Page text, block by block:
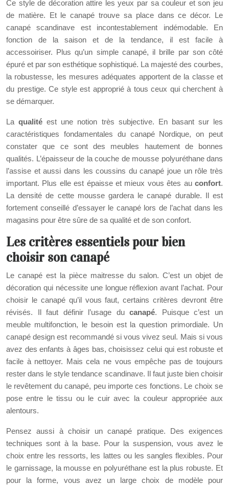
Ce style de décoration attire les yeux par sa couleur et son jeu
de matière. Et le canapé trouve sa place dans ce décor. Le
canapé scandinave est incontestablement indémodable. En
fonction de la saison et de la tendance, il est facile à
accessoiriser. Plus qu’un simple canapé, il brille par son côté
épuré et par son esthétique sophistiqué. La majesté des courbes,
la robustesse, les mesures adéquates apportent de la classe et
du prestige. Ce style est approprié à tous ceux qui cherchent à
se démarquer.
Laqualité est une notion très subjective. En basant sur les
caractéristiques fondamentales du canapé Nordique, on peut
constater que ce sont des meubles hautement de bonnes
qualités. L’épaisseur de la couche de mousse polyuréthane dans
l’assise et aussi dans les coussins du canapé joue un rôle très
important. Plus elle est épaisse et mieux vous êtes au confort.
La densité de cette mousse gardera le canapé durable. Il est
fortement conseillé d’essayer le canapé lors de l’achat dans les
magasins pour être sûre de sa qualité et de son confort.
Les critères essentiels pour bien
choisir son canapé
Le canapé est la pièce maitresse du salon. C’est un objet de
décoration qui nécessite une longue réflexion avant l’achat. Pour
choisir le canapé qu’il vous faut, certains critères devront être
révisés. Il faut définir l’usage ducanapé. Puisque c’est un
meuble multifonction, le besoin est la question primordiale. Un
canapé design est recommandé si vous vivez seul. Mais si vous
avez des enfants à âges bas, choisissez celui qui est robuste et
facile à nettoyer. Mais cela ne vous empêche pas de toujours
rester dans le style tendance scandinave. Il faut juste bien choisir
le revêtement du canapé, peu importe ces fonctions. Le choix se
pose entre le tissu ou le cuir avec la couleur appropriée aux
alentours.
Pensez aussi à choisir un canapé pratique. Des exigences
techniques sont à la base. Pour la suspension, vous avez le
choix entre les ressorts, les lattes ou les sangles flexibles. Pour
le garnissage, la mousse en polyuréthane est la plus robuste. Et
pour la forme, vous avez un large choix de modèle pour